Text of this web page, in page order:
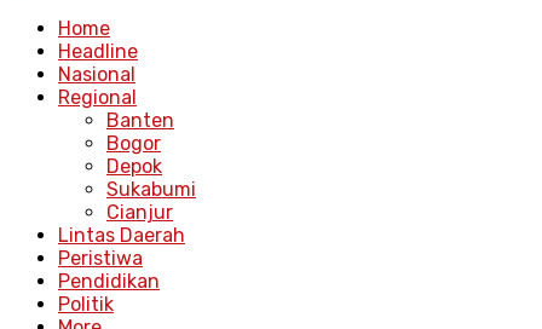
Home
Headline
Nasional
Regional
Banten
Bogor
Depok
Sukabumi
Cianjur
Lintas Daerah
Peristiwa
Pendidikan
Politik